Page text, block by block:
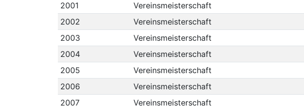
2001
Vereinsmeisterschaft
2002
Vereinsmeisterschaft
2003
Vereinsmeisterschaft
2004
Vereinsmeisterschaft
2005
Vereinsmeisterschaft
2006
Vereinsmeisterschaft
2007
Vereinsmeisterschaft